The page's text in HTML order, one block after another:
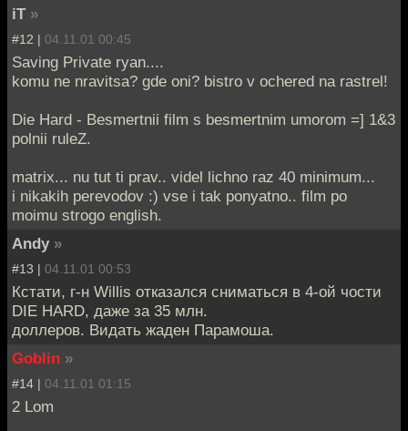
iT »
#12 | 04.11.01 00:45
Saving Private ryan....
komu ne nravitsa? gde oni? bistro v ochered na rastrel!
Die Hard - Besmertnii film s besmertnim umorom =] 1&3
polnii ruleZ.
matrix... nu tut ti prav.. videl lichno raz 40 minimum...
i nikakih perevodov :) vse i tak ponyatno.. film po
moimu strogo english.
Andy »
#13 | 04.11.01 00:53
Кстати, г-н Willis отказался сниматься в 4-ой чости
DIE HARD, даже за 35 млн.
доллеров. Видать жаден Парамоша.
Goblin »
#14 | 04.11.01 01:15
2 Lom